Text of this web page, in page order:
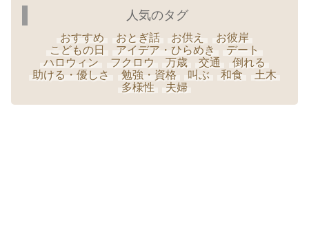
人気のタグ
おすすめ おとぎ話 お供え
お彼岸
こどもの日
アイデア・ひらめき
デート
ハロウィン
フクロウ 万歳 交通
倒れる
助ける・優しさ
勉強・資格 叫ぶ 和食
土木
多様性
夫婦